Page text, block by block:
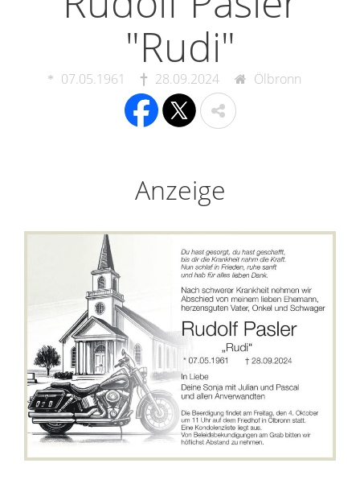
"Rudi"
07.05.1961 28.09.2024 Ölbronn
Anzeige